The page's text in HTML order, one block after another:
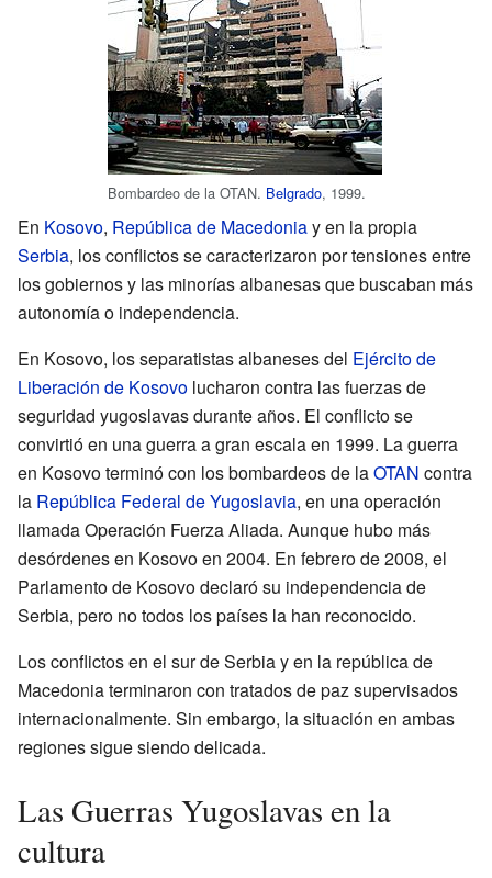
Bombardeo de la OTAN. Belgrado, 1999.
En Kosovo, República de Macedoniay en la propia
Serbia, los conflictos se caracterizaron por tensiones entre
los gobiernos y las minorías albanesas que buscaban más
autonomía o independencia.
En Kosovo, los separatistas albaneses del Ejército de
Liberación de Kosovo lucharon contra las fuerzas de
seguridad yugoslavas durante años. El conflicto se
convirtió en una guerra a gran escala en 1999. La guerra
en Kosovo terminó con los bombardeos de laOTAN contra
la República Federal de Yugoslavia, en una operación
llamada Operación Fuerza Aliada. Aunque hubo más
desórdenes en Kosovo en 2004. En febrero de 2008, el
Parlamento de Kosovo declaró su independencia de
Serbia, pero no todos los países la han reconocido.
Los conflictos en el sur de Serbia y en la república de
Macedonia terminaron con tratados de paz supervisados
internacionalmente. Sin embargo, la situación en ambas
regiones sigue siendo delicada.
Las Guerras Yugoslavas en la
cultura